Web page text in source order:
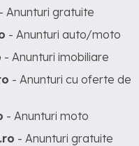
- Anunturi gratuite
- Anunturi auto/moto
- Anunturi imobiliare
- Anunturi cu oferte de
- Anunturi moto
- Anunturi gratuite